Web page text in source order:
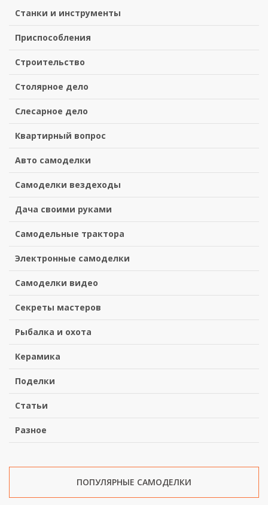
Станки и инструменты
Приспособления
Строительство
Столярное дело
Слесарное дело
Квартирный вопрос
Авто самоделки
Самоделки вездеходы
Дача своими руками
Самодельные трактора
Электронные самоделки
Самоделки видео
Секреты мастеров
Рыбалка и охота
Керамика
Поделки
Статьи
Разное
ПОПУЛЯРНЫЕ САМОДЕЛКИ